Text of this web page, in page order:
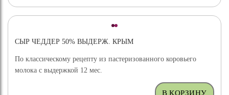
СЫР ЧЕДДЕР 50% ВЫДЕРЖ. КРЫМ
По классическому рецепту из пастеризованного коровьего
молока с выдержкой 12 мес.